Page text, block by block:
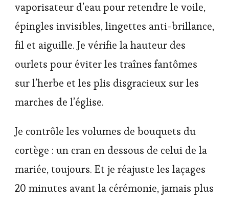
vaporisateur d’eau pour retendre le voile,
épingles invisibles, lingettes anti-brillance,
fil et aiguille. Je vérifie la hauteur des
ourlets pour éviter les traînes fantômes
sur l’herbe et les plis disgracieux sur les
marches de l’église.
Je contrôle les volumes de bouquets du
cortège : un cran en dessous de celui de la
mariée, toujours. Et je réajuste les laçages
20 minutes avant la cérémonie, jamais plus